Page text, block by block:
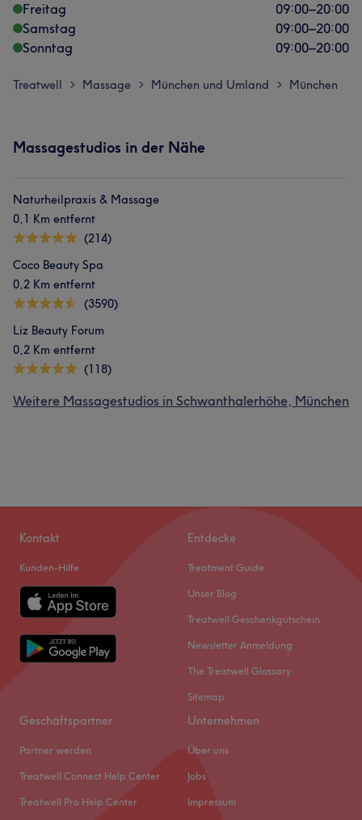
Freitag
09:00–20:00
Samstag
09:00–20:00
Sonntag
09:00–20:00
Treatwell > Massage > München und Umland > München
Massagestudios in der Nähe
Naturheilpraxis & Massage
0,1 Km entfernt
(214)
Coco Beauty Spa
0,2 Km entfernt
(3590)
Liz Beauty Forum
0,2 Km entfernt
(118)
Weitere Massagestudios in Schwanthalerhöhe, München
Kontakt
Kunden-Hilfe
Entdecke
Treatment Guide
Unser Blog
Treatwell Geschenkgutschein
Newsletter Anmeldung
The Treatwell Glossary
Sitemap
Geschäftspartner
Partner werden
Treatwell Connect Help Center
Treatwell Pro Help Center
Unternehmen
Über uns
Jobs
Impressum